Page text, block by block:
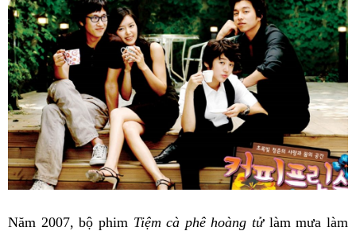
Năm 2007, bộ phim Tiệm cà phê hoàng tửlàm mưa làm